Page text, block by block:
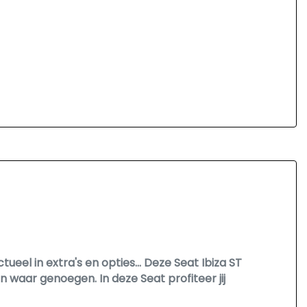
in extra's en opties... Deze Seat Ibiza ST
waar genoegen. In deze Seat profiteer jij